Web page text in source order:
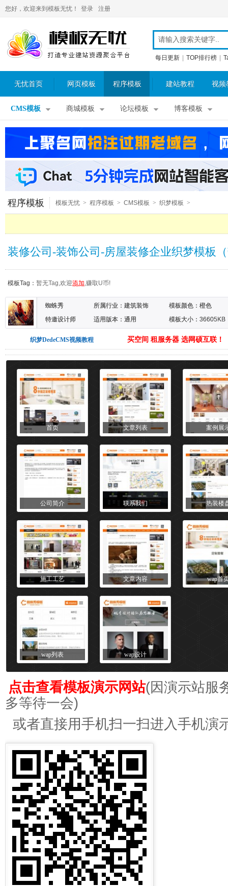
您好，欢迎来到模板无忧！ 登录 注册
每日更新 TOP排行榜
无忧首页 网页模板 程序模板 建站教程 视频
CMS模板 商城模板 论坛模板 博客模板
程序模板 模板无忧 > 程序模板 > CMS模板 > 织梦模板 >
装修公司-装饰公司-房屋装修企业织梦模板
模板Tag： 暂无Tag,欢迎添加,赚取U币!
蜘蛛秀
特邀设计师
所属行业： 建筑装饰 模板颜色： 橙色
适用版本：通用
模板大小：36605KB
织梦DedeCMS视频教程 买空间 租服务器 选网硕互联！
首页 文章列表 案例展
公司简介 联系我们 热装楼
施工工艺 文章内容 wap首
wap列表 wap设计
点击查看模板演示网站(因演示站服
多等待一会)
或者直接用手机扫一扫进入手机演